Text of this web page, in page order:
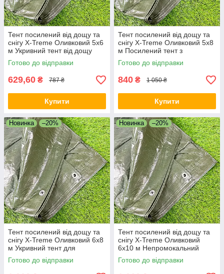
Тент посилений від дощу та
снігу X-Treme Оливковий 5х6
м Укривний тент від дощу
Готово до відправки
629,60 ₴ 787 ₴
Купити
Тент посилений від дощу та
снігу X-Treme Оливковий 5х8
м Посилений тент з
люверсами Тент для укриття
авто
Готово до відправки
840 ₴ 1 050 ₴
Купити
Новинка –20%
Тент посилений від дощу та
снігу X-Treme Оливковий 6х8
м Укривний тент для
сільського господарства
Готово до відправки
Новинка –20%
Тент посилений від дощу та
снігу X-Treme Оливковий
6х10 м Непромокальний
посилений тент
Готово до відправки